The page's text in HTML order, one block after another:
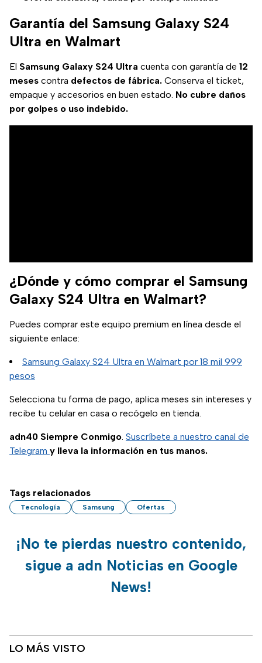
Garantía del Samsung Galaxy S24
Ultra en Walmart
El Samsung Galaxy S24 Ultra cuenta con garantía de 12
meses contra defectos de fábrica. Conserva el ticket,
empaque y accesorios en buen estado. No cubre daños
por golpes o uso indebido.
¿Dónde y cómo comprar el Samsung
Galaxy S24 Ultra en Walmart?
Puedes comprar este equipo premium en línea desde el
siguiente enlace:
Samsung Galaxy S24 Ultra en Walmart por 18 mil 999
pesos
Selecciona tu forma de pago, aplica meses sin intereses y
recibe tu celular en casa o recógelo en tienda.
adn40 Siempre Conmigo. Suscríbete a nuestro canal de
Telegram y lleva la información en tus manos.
Tags relacionados
Tecnología Samsung Ofertas
¡No te pierdas nuestro contenido,
sigue a adn Noticias en Google
News!
LO MÁS VISTO